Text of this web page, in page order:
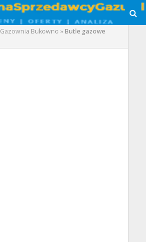
Gazownia Bukowno »Butle gazowe